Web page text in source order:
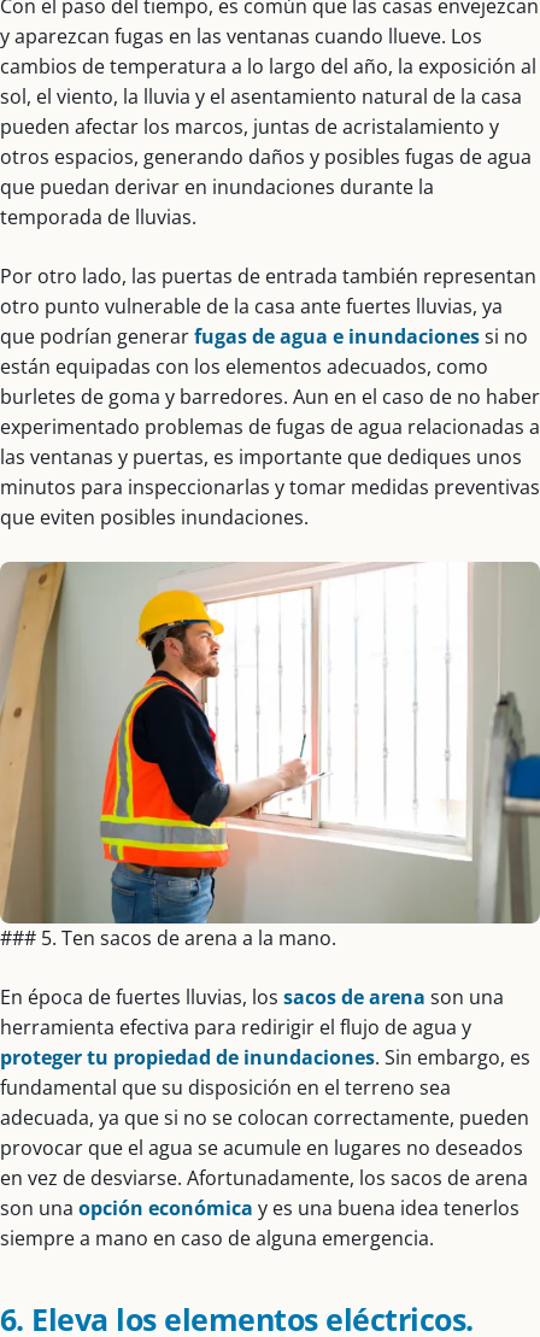
Con el paso del tiempo, es común que las casas envejezcan
y aparezcan fugas en las ventanas cuando llueve. Los
cambios de temperatura a lo largo del año, la exposición al
sol, el viento, la lluvia y el asentamiento natural de la casa
pueden afectar los marcos, juntas de acristalamiento y
otros espacios, generando daños y posibles fugas de agua
que puedan derivar en inundaciones durante la
temporada de lluvias.
Por otro lado, las puertas de entrada también representan
otro punto vulnerable de la casa ante fuertes lluvias, ya
que podrían generarfugas de agua e inundacionessi no
están equipadas con los elementos adecuados, como
burletes de goma y barredores. Aun en el caso de no haber
experimentado problemas de fugas de agua relacionadas a
las ventanas y puertas, es importante que dediques unos
minutos para inspeccionarlas y tomar medidas preventivas
que eviten posibles inundaciones.
### 5. Ten sacos de arena a la mano.
En época de fuertes lluvias, los sacos de arena son una
herramienta efectiva para redirigir el flujo de agua y
proteger tu propiedad de inundaciones. Sin embargo, es
fundamental que su disposición en el terreno sea
adecuada, ya que si no se colocan correctamente, pueden
provocar que el agua se acumule en lugares no deseados
en vez de desviarse. Afortunadamente, los sacos de arena
son una opción económica y es una buena idea tenerlos
siempre a mano en caso de alguna emergencia.
6. Eleva los elementos eléctricos.